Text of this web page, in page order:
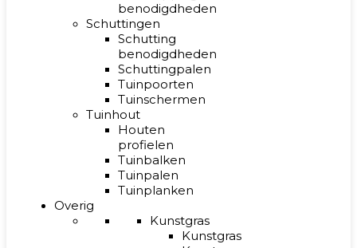
benodigdheden
Schuttingen
Schutting
benodigdheden
Schuttingpalen
Tuinpoorten
Tuinschermen
Tuinhout
Houten
profielen
Tuinbalken
Tuinpalen
Tuinplanken
Overig
Kunstgras
Kunstgras